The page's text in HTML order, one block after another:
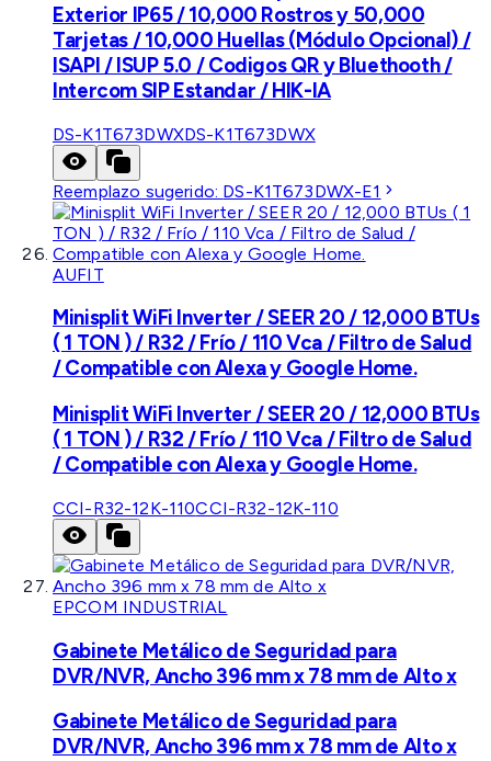
Exterior IP65 / 10,000 Rostros y 50,000
Tarjetas / 10,000 Huellas (Módulo Opcional) /
ISAPI / ISUP 5.0 / Codigos QR y Bluethooth /
Intercom SIP Estandar / HIK-IA
DS-K1T673DWXDS-K1T673DWX
Reemplazo sugerido: DS-K1T673DWX-E1
AUFIT
Minisplit WiFi Inverter / SEER 20 / 12,000 BTUs
( 1 TON ) / R32 / Frío / 110 Vca / Filtro de Salud
/ Compatible con Alexa y Google Home.
Minisplit WiFi Inverter / SEER 20 / 12,000 BTUs
( 1 TON ) / R32 / Frío / 110 Vca / Filtro de Salud
/ Compatible con Alexa y Google Home.
CCI-R32-12K-110CCI-R32-12K-110
EPCOM INDUSTRIAL
Gabinete Metálico de Seguridad para
DVR/NVR, Ancho 396 mm x 78 mm de Alto x
Gabinete Metálico de Seguridad para
DVR/NVR, Ancho 396 mm x 78 mm de Alto x